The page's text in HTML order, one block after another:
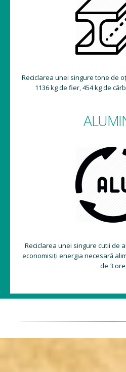
Reciclarea unei singure tone de
1136 kg de fier, 454 kg de
Reciclarea unei singure cutii de
economisiți energia necesară
de 3 ore.